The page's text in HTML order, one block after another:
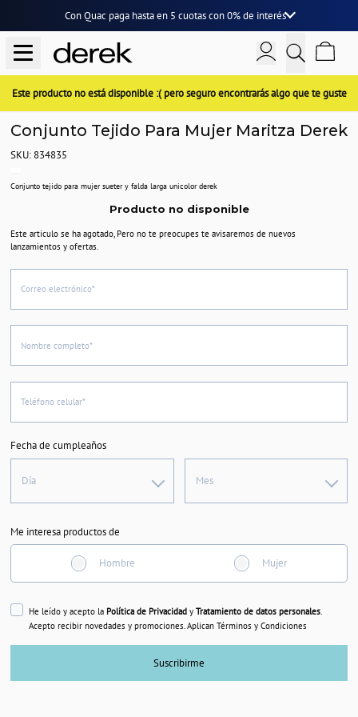
Con Quac paga hasta en 5 cuotascon0% de interés
Este producto no está disponible :( pero seguro encontrarás algo que te guste
Conjunto Tejido Para Mujer Maritza Derek
SKU: 834835
Conjunto tejido para mujer sueter y falda larga unicolor derek
Producto no disponible
Este articulo se ha agotado, Pero no te preocupes te avisaremos de nuevos
lanzamientos y ofertas.
Correo electrónico*
Nombre completo*
Teléfono celular*
Fecha de cumpleaños
Día Mes
Me interesa productos de
Hombre Mujer
He leído y acepto la Política de Privacidady Tratamiento de datos personales.
Acepto recibir novedades y promociones. Aplican Términos y Condiciones
Suscribirme